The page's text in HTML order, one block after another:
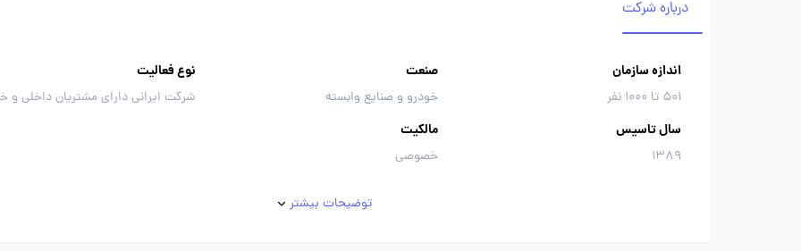
درباره شرکت
اندازه سازمان
501 تا 1000 نفر
صنعت
خودرو و صنایع وابسته
نوع فعالیت
شرکت ایرانی دارای مشتریان داخلی و
سال تاسیس
1389
مالکیت
خصوصی
توضیحات بیشتر